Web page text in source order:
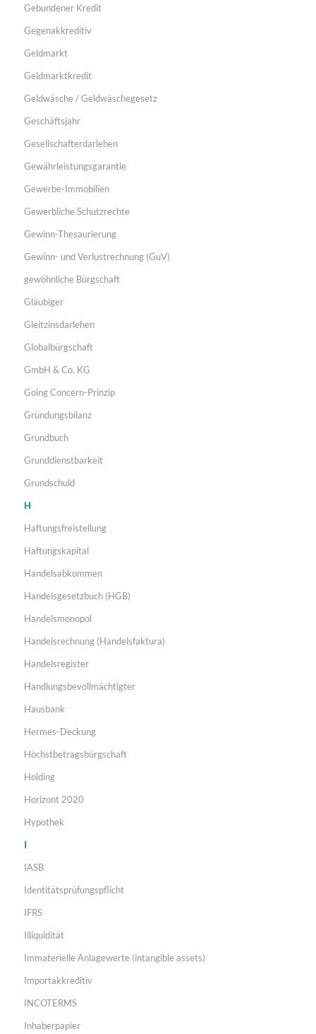
Gebundener Kredit
Gegenakkreditiv
Geldmarkt
Geldmarktkredit
Geldwäsche / Geldwäschegesetz
Geschäftsjahr
Gesellschafterdarlehen
Gewährleistungsgarantie
Gewerbe-Immobilien
Gewerbliche Schutzrechte
Gewinn-Thesaurierung
Gewinn- und Verlustrechnung (GuV)
gewöhnliche Bürgschaft
Gläubiger
Gleitzinsdarlehen
Globalbürgschaft
GmbH & Co. KG
Going Concern-Prinzip
Gründungsbilanz
Grundbuch
Grunddienstbarkeit
Grundschuld
H
Haftungsfreistellung
Haftungskapital
Handelsabkommen
Handelsgesetzbuch (HGB)
Handelsmonopol
Handelsrechnung (Handelsfaktura)
Handelsregister
Handlungsbevollmächtigter
Hausbank
Hermes-Deckung
Höchstbetragsbürgschaft
Holding
Horizont 2020
Hypothek
I
IASB
Identitätsprüfungspflicht
IFRS
Illiquidität
Immaterielle Anlagewerte (intangible assets)
Importakkreditiv
INCOTERMS
Inhaberpapier